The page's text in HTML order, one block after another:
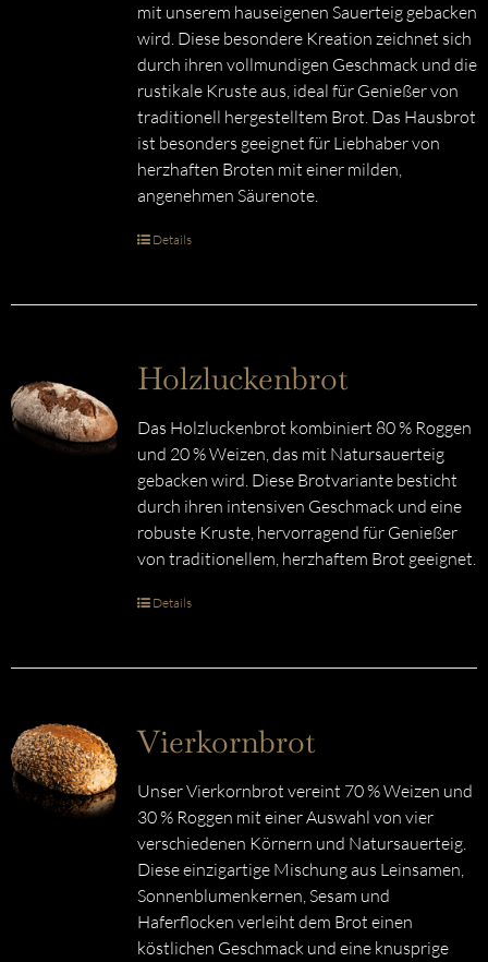
mit unserem hauseigenen Sauerteig gebacken
wird. Diese besondere Kreation zeichnet sich
durch ihren vollmundigen Geschmack und die
rustikale Kruste aus, ideal für Genießer von
traditionell hergestelltem Brot. Das Hausbrot
ist besonders geeignet für Liebhaber von
herzhaften Broten mit einer milden,
angenehmen Säurenote.
Details
Holzluckenbrot
Das Holzluckenbrot kombiniert 80 % Roggen
und 20 % Weizen, das mit Natursauerteig
gebacken wird. Diese Brotvariante besticht
durch ihren intensiven Geschmack und eine
robuste Kruste, hervorragend für Genießer
von traditionellem, herzhaftem Brot geeignet.
Details
Vierkornbrot
Unser Vierkornbrot vereint 70 % Weizen und
30 % Roggen mit einer Auswahl von vier
verschiedenen Körnern und Natursauerteig.
Diese einzigartige Mischung aus Leinsamen,
Sonnenblumenkernen, Sesam und
Haferflocken verleiht dem Brot einen
köstlichen Geschmack und eine knusprige